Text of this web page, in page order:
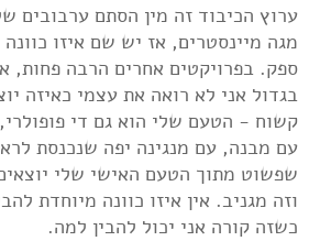
ערוץ הכיבוד זה מין הסתם ערבובים
מגה מיינסטרים, אז יש שם איזו
ספק. בפרויקטים אחרים הרבה פחות,
בגדול אני לא רואה את עצמי כאיזה
קשוח - הטעם שלי הוא גם די
עם מבנה, עם מנגינה יפה שנכנסת
שפשוט מתוך הטעם האישי שלי
וזה מגניב. אין איזו כוונה מיוחדת
כשזה קורה אני יכול להבין למה.